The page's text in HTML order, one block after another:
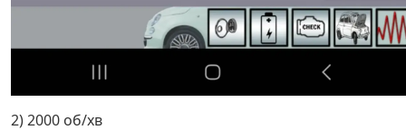
2) 2000 об/хв